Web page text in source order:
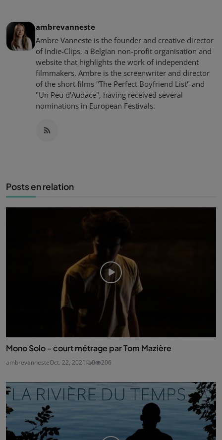
ambrevanneste
Ambre Vanneste is the founder and creative director
of Indie-Clips, a Belgian non-profit organisation and
website that highlights the work of independent
filmmakers. Ambre is the screenwriter and director
of the short films "The Perfect Boyfriend List" and
"Un Peu d'Audace", having received several
nominations in European Festivals.
Posts en relation
Mono Solo - court métrage par Tom Mazière
ambrevannesteOct. 22, 2021 0 206